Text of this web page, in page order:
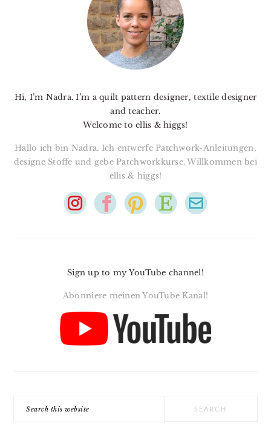
Hi, I’m Nadra. I’m a quilt pattern designer, textile designer
and teacher.
Welcome to ellis & higgs!
Hallo ich bin Nadra. Ich entwerfe Patchwork-Anleitungen,
designe Stoffe und gebe Patchworkkurse. Willkommen bei
ellis & higgs!
Sign up to my YouTube channel!
Abonniere meinen YouTube Kanal!